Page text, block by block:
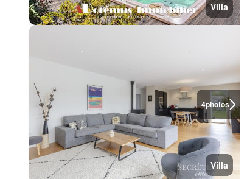
Villa
4photos
Villa